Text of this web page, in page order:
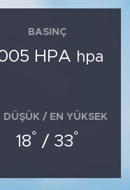
BASINÇ
HPA hpa
DÜŞÜK / EN YÜKSEK
18° / 33°